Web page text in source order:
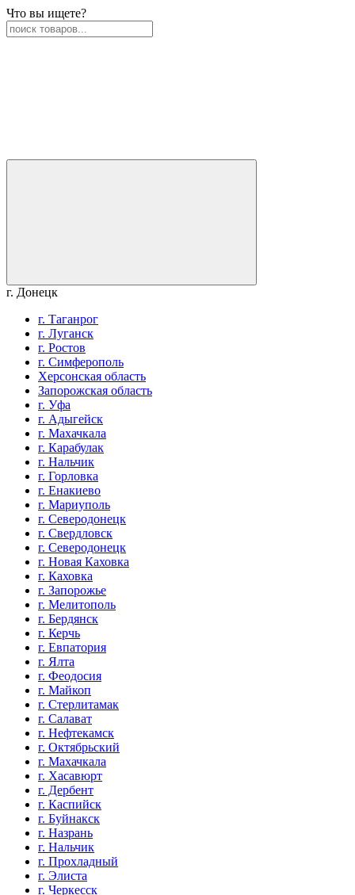
Что вы ищете?
г. Донецк
г. Таганрог
г. Луганск
г. Ростов
г. Симферополь
Херсонская область
Запорожская область
г. Уфа
г. Адыгейск
г. Махачкала
г. Карабулак
г. Нальчик
г. Горловка
г. Енакиево
г. Мариуполь
г. Северодонецк
г. Свердловск
г. Северодонецк
г. Новая Каховка
г. Каховка
г. Запорожье
г. Мелитополь
г. Бердянск
г. Керчь
г. Евпатория
г. Ялта
г. Феодосия
г. Майкоп
г. Стерлитамак
г. Салават
г. Нефтекамск
г. Октябрьский
г. Махачкала
г. Хасавюрт
г. Дербент
г. Каспийск
г. Буйнакск
г. Назрань
г. Нальчик
г. Прохладный
г. Элиста
г. Черкесск